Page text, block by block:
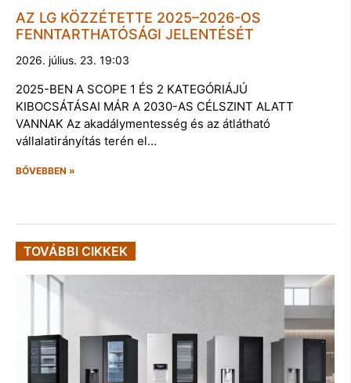
AZ LG KÖZZÉTETTE 2025–2026-OS
FENNTARTHATÓSÁGI JELENTÉSÉT
2026. július. 23. 19:03
2025-BEN A SCOPE 1 ÉS 2 KATEGÓRIÁJÚ
KIBOCSÁTÁSAI MÁR A 2030-AS CÉLSZINT ALATT
VANNAK Az akadálymentesség és az átlátható
vállalatirányítás terén el…
BŐVEBBEN »
TOVÁBBI CIKKEK